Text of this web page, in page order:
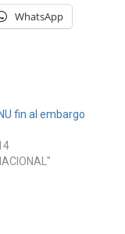
WhatsApp
fin al embargo